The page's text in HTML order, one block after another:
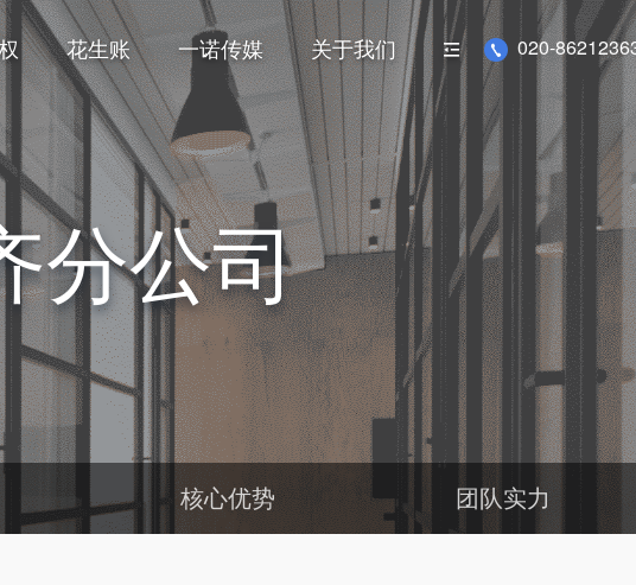
花生账 一诺传媒 关于我们 020-
分公司
核心优势 团队实力